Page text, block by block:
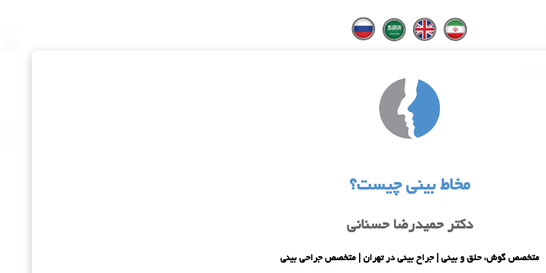
مخاط بینی چیست؟
دکتر حمیدرضا حسنانی
متخصص گوش، حلق و بینی | جراح بینی در تهران | متخصص جراحی بینی